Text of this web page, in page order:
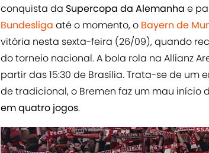
conquista da Supercopa da Alemanha e
Bundesliga até o momento, o Bayern de
vitória nesta sexta-feira (26/09), quando
do torneio nacional. A bola rola na Allianz
partir das 15:30 de Brasília. Trata-se de
de tradicional, o Bremen faz um mau início
em quatro jogos.